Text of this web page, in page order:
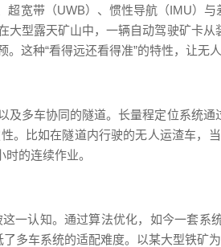
宽带（UWB）、惯性导航（IMU）
型露天矿山中，一辆自动驾驶矿卡
这种“看得远还看得准”的特性，让无
多车协同的隧道。长量程定位系统
比如在隧道内行驶的无人运渣车，
的连续作业。
一认知。通过算法优化，如今一套系
多车系统的适配难度。以某大型铁矿